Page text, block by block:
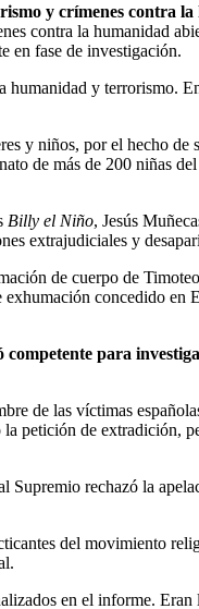
y crímenes contra
contra la humanidad
en fase de investigación.
y terrorismo.
y niños, por el hecho de
de más de 200 niñas
Billy el Niño, Jesús
extrajudiciales y
de cuerpo de
concedido en
para
de las víctimas
petición de extradición,
Supremio rechazó la
del movimiento
en el informe. Eran